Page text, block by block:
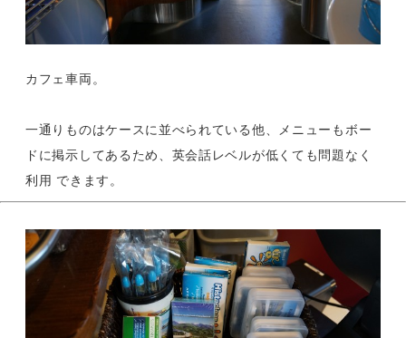
カフェ車両。
一通りものはケースに並べられている他、メニューもボー
ドに掲示してあるため、英会話レベルが低くても問題なく
利用 できます。